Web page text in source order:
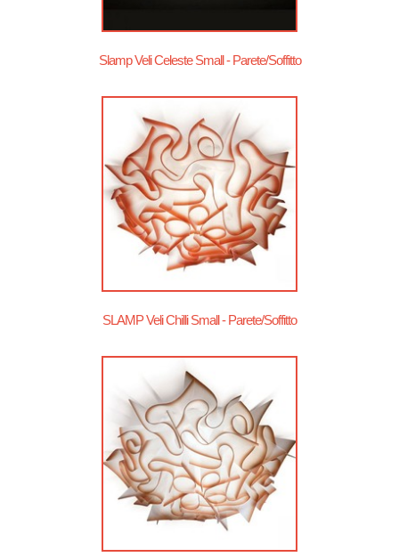
Slamp Veli Celeste Small - Parete/Soffitto
SLAMP Veli Chilli Small - Parete/Soffitto